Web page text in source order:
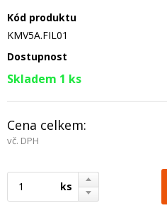
Kód produktu
KMV5A.FIL01
Dostupnost
Skladem 1 ks
Cena celkem:
vč. DPH
ks